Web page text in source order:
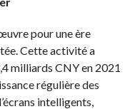
pour une ère
Cette activité a
milliards CNY en 2021
régulière des
intelligents,